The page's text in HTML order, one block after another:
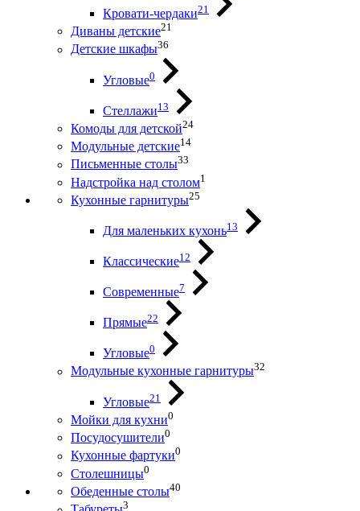
Кровати-чердаки21
Диваны детские21
Детские шкафы36
Угловые0
Стеллажи13
Комоды для детской24
Модульные детские14
Письменные столы33
Надстройка над столом1
Кухонные гарнитуры25
Для маленьких кухонь13
Классические12
Современные7
Прямые22
Угловые0
Модульные кухонные гарнитуры32
Угловые21
Мойки для кухни0
Посудосушители0
Кухонные фартуки0
Столешницы0
Обеденные столы40
3